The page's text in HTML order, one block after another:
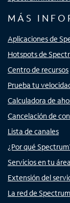
MÁS
Aplicaciones de
Hotspots de
Centro de recursos
Prueba tu
Calculadora de
Cancelación de
Lista de canales
¿Por qué
Servicios en tu área
Extensión del
La red de Spectrum